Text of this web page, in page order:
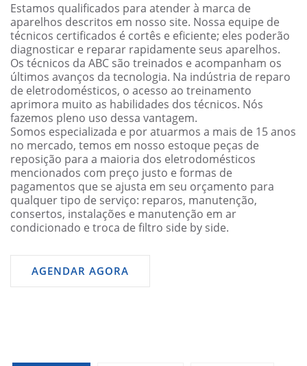
Estamos qualificados para atender à marca de
aparelhos descritos em nosso site. Nossa equipe de
técnicos certificados é cortês e eficiente; eles poderão
diagnosticar e reparar rapidamente seus aparelhos.
Os técnicos da ABC são treinados e acompanham os
últimos avanços da tecnologia. Na indústria de reparo
de eletrodomésticos, o acesso ao treinamento
aprimora muito as habilidades dos técnicos. Nós
fazemos pleno uso dessa vantagem.
Somos especializada e por atuarmos a mais de 15 anos
no mercado, temos em nosso estoque peças de
reposição para a maioria dos eletrodomésticos
mencionados com preço justo e formas de
pagamentos que se ajusta em seu orçamento para
qualquer tipo de serviço: reparos, manutenção,
consertos, instalações e manutenção em ar
condicionado e troca de filtro side by side.
AGENDAR AGORA